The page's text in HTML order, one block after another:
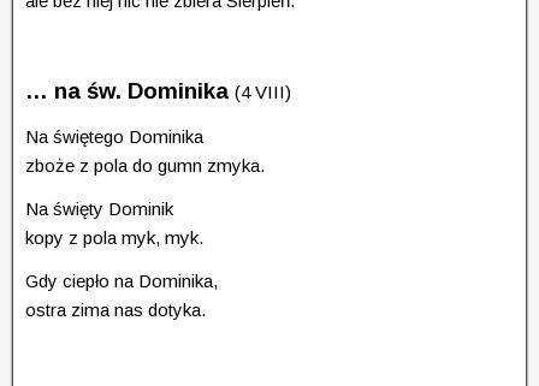
… na św. Dominika (4 VIII)
Na świętego Dominika
zboże z pola do gumn zmyka.
Na święty Dominik
kopy z pola myk, myk.
Gdy ciepło na Dominika,
ostra zima nas dotyka.